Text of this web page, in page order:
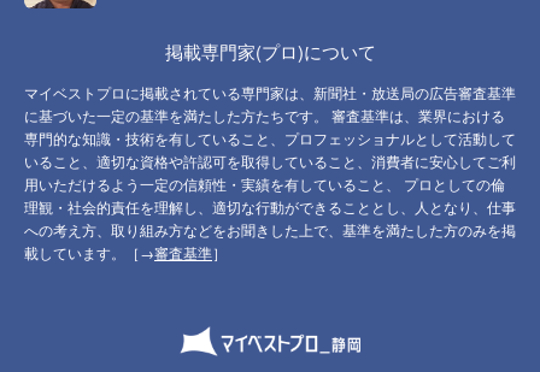
掲載専門家(プロ)について
マイベストプロに掲載されている専門家は、新聞社・放送局の広告審査基準
に基づいた一定の基準を満たした方たちです。 審査基準は、業界における
専門的な知識・技術を有していること、プロフェッショナルとして活動して
いること、適切な資格や許認可を取得していること、消費者に安心してご利
用いただけるよう一定の信頼性・実績を有していること、 プロとしての倫
理観・社会的責任を理解し、適切な行動ができることとし、人となり、仕事
への考え方、取り組み方などをお聞きした上で、基準を満たした方のみを掲
載しています。［→審査基準］